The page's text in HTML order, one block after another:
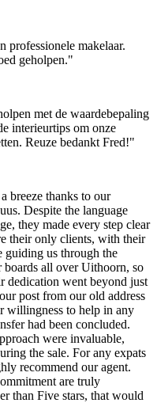
professionele makelaar.
geholpen."
met de waardebepaling
interieurtips om onze
Reuze bedankt Fred!"
breeze thanks to our
Despite the language
they made every step clear
their only clients, with their
guiding us through the
all over Uithoorn, so
dedication went beyond just
post from our old address
willingness to help in any
had been concluded.
were invaluable,
the sale. For any expats
recommend our agent.
are truly
than Five stars, that would